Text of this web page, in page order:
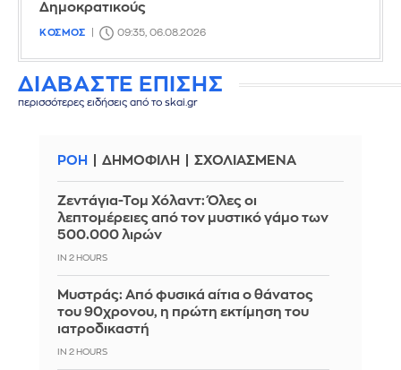
Δημοκρατικούς
ΚΟΣΜΟΣ 09:35, 06.08.2026
ΔΙΑΒΑΣΤΕ ΕΠΙΣΗΣ
περισσότερες ειδήσεις από το skai.gr
ΡΟΗ ΔΗΜΟΦΙΛΗ ΣΧΟΛΙΑΣΜΕΝΑ
Ζεντάγια-Τομ Χόλαντ: Όλες οι
λεπτομέρειες από τον μυστικό γάμο των
500.000 λιρών
IN 2 HOURS
Μυστράς: Από φυσικά αίτια ο θάνατος
του 90χρονου, η πρώτη εκτίμηση του
ιατροδικαστή
IN 2 HOURS